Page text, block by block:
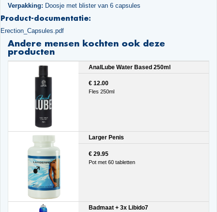
Verpakking: Doosje met blister van 6 capsules
Product-documentatie:
Erection_Capsules.pdf
Andere mensen kochten ook deze
producten
AnalLube Water Based 250ml
€ 12.00
Fles 250ml
Larger Penis
€ 29.95
Pot met 60 tabletten
Badmaat + 3x Libido7